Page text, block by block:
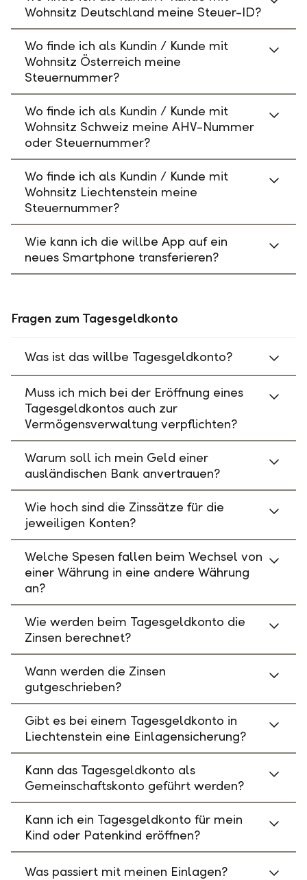
Wohnsitz Deutschland meine Steuer-ID?
Wo finde ich als Kundin / Kunde mit
Wohnsitz Österreich meine
Steuernummer?
Wo finde ich als Kundin / Kunde mit
Wohnsitz Schweiz meine AHV-Nummer
oder Steuernummer?
Wo finde ich als Kundin / Kunde mit
Wohnsitz Liechtenstein meine
Steuernummer?
Wie kann ich die willbe App auf ein
neues Smartphone transferieren?
Fragen zum Tagesgeldkonto
Was ist das willbe Tagesgeldkonto?
Muss ich mich bei der Eröffnung eines
Tagesgeldkontos auch zur
Vermögensverwaltung verpflichten?
Warum soll ich mein Geld einer
ausländischen Bank anvertrauen?
Wie hoch sind die Zinssätze für die
jeweiligen Konten?
Welche Spesen fallen beim Wechsel von
einer Währung in eine andere Währung
an?
Wie werden beim Tagesgeldkonto die
Zinsen berechnet?
Wann werden die Zinsen
gutgeschrieben?
Gibt es bei einem Tagesgeldkonto in
Liechtenstein eine Einlagensicherung?
Kann das Tagesgeldkonto als
Gemeinschaftskonto geführt werden?
Kann ich ein Tagesgeldkonto für mein
Kind oder Patenkind eröffnen?
Was passiert mit meinen Einlagen?